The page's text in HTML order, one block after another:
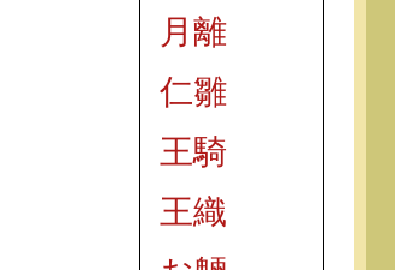
月離
仁雛
王騎
王織